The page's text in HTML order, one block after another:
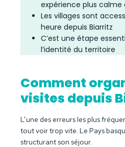
expérience plus calme
Les villages sont
heure depuis Biarritz
C’est une étape
l’identité du territoire
Comment
visites depuis
L’une des erreurs les plus
tout voir trop vite. Le Pays
structurant son séjour.